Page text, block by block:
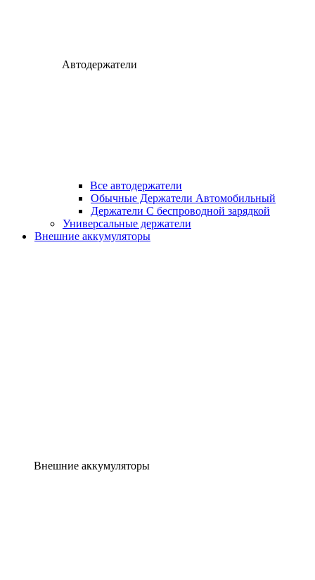
Автодержатели
Все автодержатели
Обычные Держатели Автомобильный
Держатели С беспроводной зарядкой
Универсальные держатели
Внешние аккумуляторы
Внешние аккумуляторы